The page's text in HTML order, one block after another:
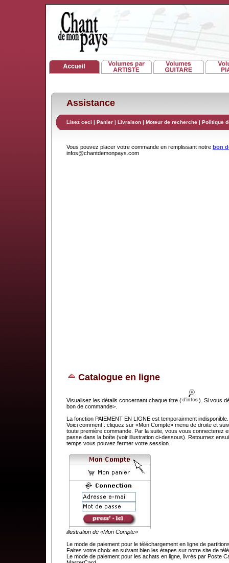
Assistance
Lisez ceci | Panier | Livraison | Moteur de recherche | Politique
Vous pouvez placer votre commande en remplissant notre bon
infos@chantdemonpays.com
Catalogue en ligne
Visualisez les détails concernant chaque titre (
). Si vous
bon de commande>.
La fonction PAIEMENT EN LIGNE est temporairment
Voici comment : cliquez sur «Mon Compte» menu de droite et
toute première commande. Par la suite, vous vous connecterez
passe dans la boîte (voir illustration ci-dessous). Retournez
temps vous pouvez fermer votre session.
illustration de «Mon Compte»
Le mode de paiement pour le téléchargement en ligne de
Faites votre choix en suivant bien les étapes sur notre site de
Le mode de paiement pour les achats en ligne, livrés par Poste